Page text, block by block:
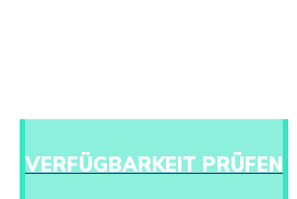
VERFÜGBARKEIT PRÜFEN